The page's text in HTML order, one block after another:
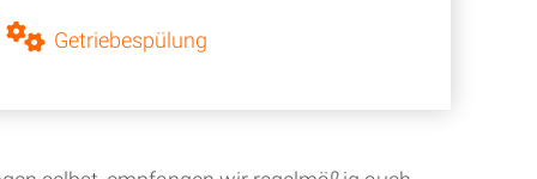
Getriebespülung